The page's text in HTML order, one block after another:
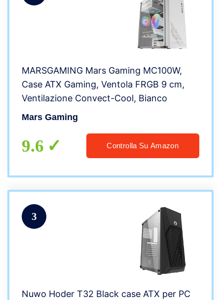
MARSGAMING Mars Gaming MC100W,
Case ATX Gaming, Ventola FRGB 9 cm,
Ventilazione Convect-Cool, Bianco
Mars Gaming
9.6 Controlla Su Amazon
3
Nuwo Hoder T32 Black case ATX per PC